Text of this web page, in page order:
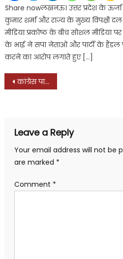
Share nowलखनऊ। उत्तर प्रदेश के ऊर्जा
कुमार शर्मा और राज्य के मुख्य विपक्षी
मीडिया प्रकोष्ठ के बीच सोशल मीडिया
के भाई ने सपा नेताओं और पार्टी के
करने का आरोप लगाते हुए […]
Post
कांग्रेस पार्षद के स्पा सेंटर में पुलिस की रेड, 15 साल की लड़की को नशा देकर रेप, शिवसेना नेता गिरफ्तार, पढ़ें क्या है पूरा मामला?
Leave a Reply
Your email address will not be
are marked *
Comment *